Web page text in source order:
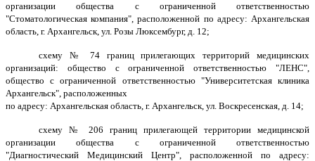
организации общества с ограниченной ответственностью
"Стоматологическая компания", расположенной по адресу: Архангельская
область, г. Архангельск, ул. Розы Люксембург, д. 12;
схему № 74 границ прилегающих территорий медицинских
организаций: общество с ограниченной ответственностью "ЛЕНС",
общество с ограниченной ответственностью "Университетская клиника
Архангельск", расположенных
по адресу: Архангельская область, г. Архангельск, ул. Воскресенская, д. 14;
схему № 206 границ прилегающей территории медицинской
организации общества с ограниченной ответственностью
"Диагностический Медицинский Центр", расположенной по адресу: